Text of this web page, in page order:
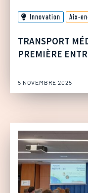
Innovation Aix-
TRANSPORT
PREMIÈRE
5 NOVEMBRE 2025